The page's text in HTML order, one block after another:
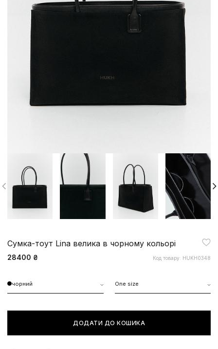
Сумка-тоут Lina велика в чорному кольорі
28400 ₴ Код товару: HUKH0348
чорний One size
ДОДАТИ ДО КОШИКА